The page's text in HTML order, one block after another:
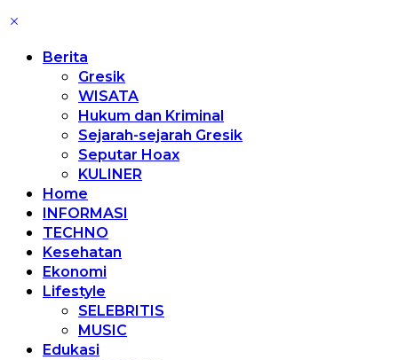
Berita
Gresik
WISATA
Hukum dan Kriminal
Sejarah-sejarah Gresik
Seputar Hoax
KULINER
Home
INFORMASI
TECHNO
Kesehatan
Ekonomi
Lifestyle
SELEBRITIS
MUSIC
Edukasi